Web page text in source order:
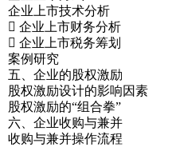
企业上市技术分析
 企业上市财务分析
 企业上市税务筹划
案例研究
五、企业的股权激励
股权激励设计的影响因素
股权激励的“组合拳”
六、企业收购与兼并
收购与兼并操作流程